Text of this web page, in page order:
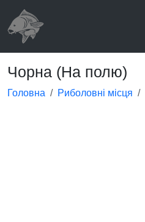
Чорна (На полю)
Головна Риболовні місця